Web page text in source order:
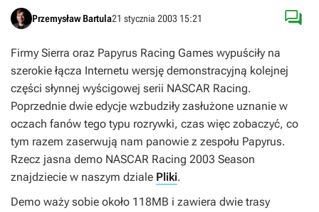
Przemysław Bartula21 stycznia 2003 15:21 
Firmy Sierra oraz Papyrus Racing Games wypuściły na
szerokie łącza Internetu wersję demonstracyjną kolejnej
części słynnej wyścigowej serii NASCAR Racing.
Poprzednie dwie edycje wzbudziły zasłużone uznanie w
oczach fanów tego typu rozrywki, czas więc zobaczyć, co
tym razem zaserwują nam panowie z zespołu Papyrus.
Rzecz jasna demo NASCAR Racing 2003 Season
znajdziecie w naszym dziale Pliki.
Demo waży sobie około 118MB i zawiera dwie trasy